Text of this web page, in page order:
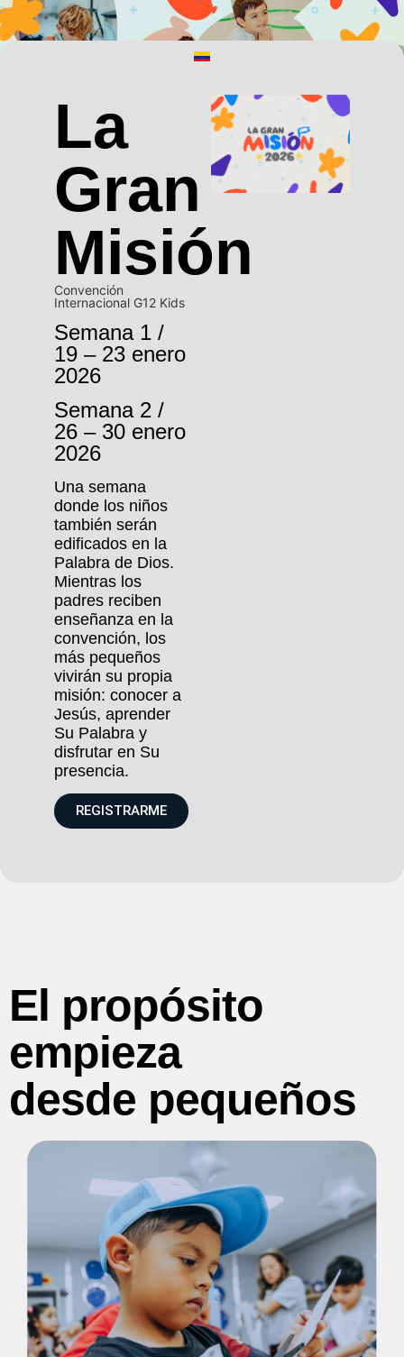
La
Gran
Misión
Convención
Internacional G12 Kids
Semana 1 /
19 – 23 enero
2026
Semana 2 /
26 – 30 enero
2026
Una semana
donde los niños
también serán
edificados en la
Palabra de Dios.
Mientras los
padres reciben
enseñanza en la
convención, los
más pequeños
vivirán su propia
misión: conocer a
Jesús, aprender
Su Palabra y
disfrutar en Su
presencia.
REGISTRARME
El propósito
empieza
desde pequeños